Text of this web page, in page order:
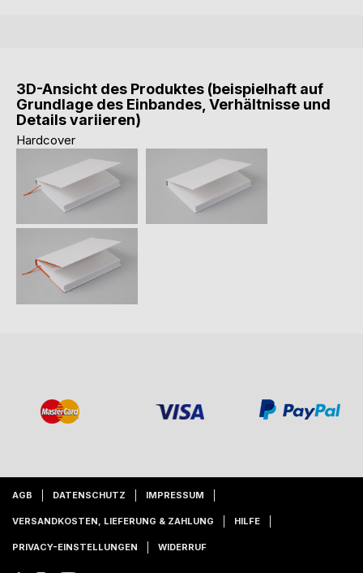
3D-Ansicht des Produktes (beispielhaft auf
Grundlage des Einbandes, Verhältnisse und
Details variieren)
Hardcover
AGB DATENSCHUTZ IMPRESSUM
VERSANDKOSTEN, LIEFERUNG & ZAHLUNG HILFE
PRIVACY-EINSTELLUNGEN WIDERRUF